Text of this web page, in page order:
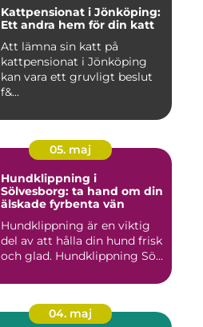
Kattpensionat i Jönköping:
Ett andra hem för din katt
Att lämna sin katt på
kattpensionat i Jönköping
kan vara ett gruvligt beslut
f&...
05. maj
Hundklippning i
Sölvesborg: ta hand om din
älskade fyrbenta vän
Hundklippning är en viktig
del av att hålla din hund frisk
och glad. Hundklippning Sö...
04. maj